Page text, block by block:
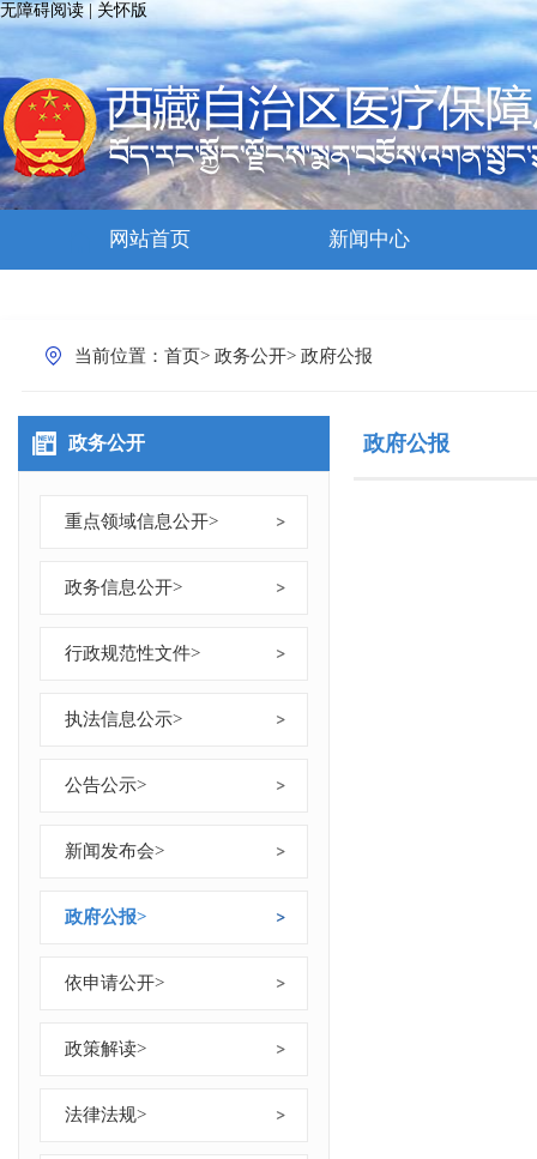
无障碍阅读 关怀版
网站首页 新闻中心
当前位置： 首页> 政务公开> 政府公报
政务公开
重点领域信息公开>
政务信息公开>
行政规范性文件>
执法信息公示>
公告公示>
新闻发布会>
政府公报>
依申请公开>
政策解读>
法律法规>
政府公报